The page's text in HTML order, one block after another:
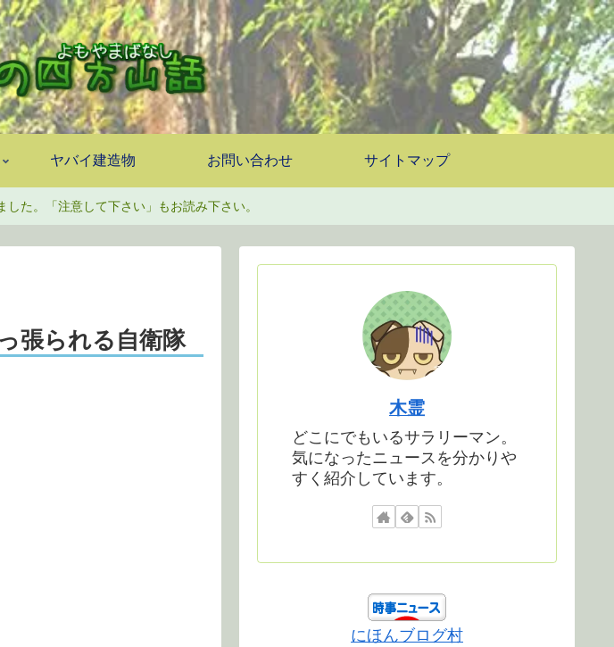
ヤバイ建造物 お問い合わせ サイトマップ
た。「注意して下さい」もお読み下さい。
張られる自衛隊
木霊
どこにでもいるサラリーマン。
気になったニュースを分かりや
すく紹介しています。
にほんブログ村